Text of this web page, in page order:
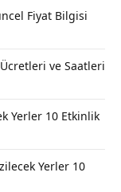
Fiyat Bilgisi
Ücretleri ve Saatleri
Yerler 10 Etkinlik
Yerler 10